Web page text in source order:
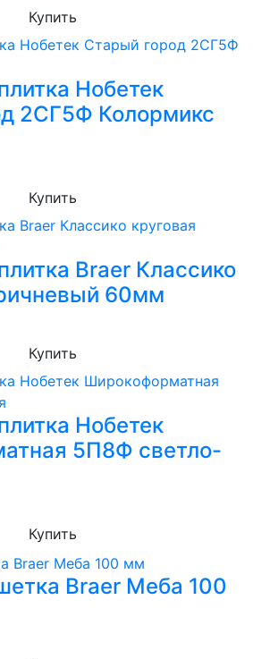
Купить
Нобетек
2СГ5Ф Колормикс
Купить
Braer Классико
60мм
Купить
Нобетек
5П8Ф светло-
Купить
Braer Меба 100